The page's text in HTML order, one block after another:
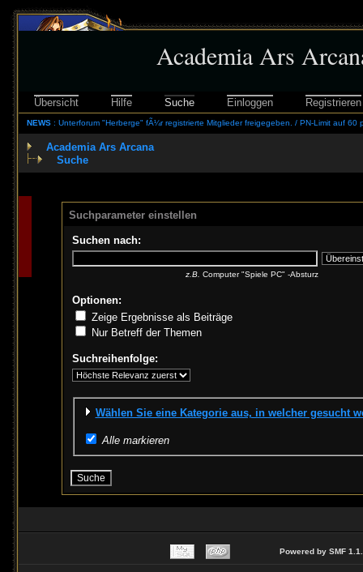
Academia Ars
Übersicht Hilfe Suche Einloggen Registrieren
NEWS : Unterforum "Herberge" fÃ¼r registrierte Mitglieder freigegeben. / PN-Limit auf 60
Academia Ars Arcana
Suche
Suchparameter einstellen
Suchen nach:
z.B. Computer "Spiele PC" -Absturz
Optionen:
Zeige Ergebnisse als Beiträge
Nur Betreff der Themen
Suchreihenfolge:
Wählen Sie eine Kategorie aus, in welcher gesucht
Alle markieren
Powered by SMF